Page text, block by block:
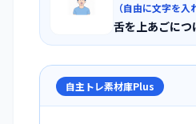
（自由に文字を
舌を上あごにつ
自主トレ素材庫Plus